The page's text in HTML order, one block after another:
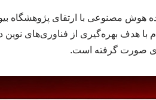
هوش مصنوعی با ارتقای پژوهشگاه
هدف بهره‌گیری از فناوری‌های نوین
صورت گرفته است.